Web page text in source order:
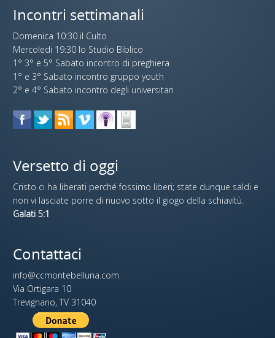
Incontri settimanali
Domenica 10:30 il Culto
Mercoledi 19:30 lo Studio Biblico
1° 3° e 5° Sabato incontro di preghiera
1° e 3° Sabato incontro gruppo youth
2° e 4° Sabato incontro degli universitari
Versetto di oggi
Cristo ci ha liberati perché fossimo liberi; state dunque saldi e
non vi lasciate porre di nuovo sotto il giogo della schiavitù.
Galati 5:1
Contattaci
info@ccmontebelluna.com
Via Ortigara 10
Trevignano, TV 31040